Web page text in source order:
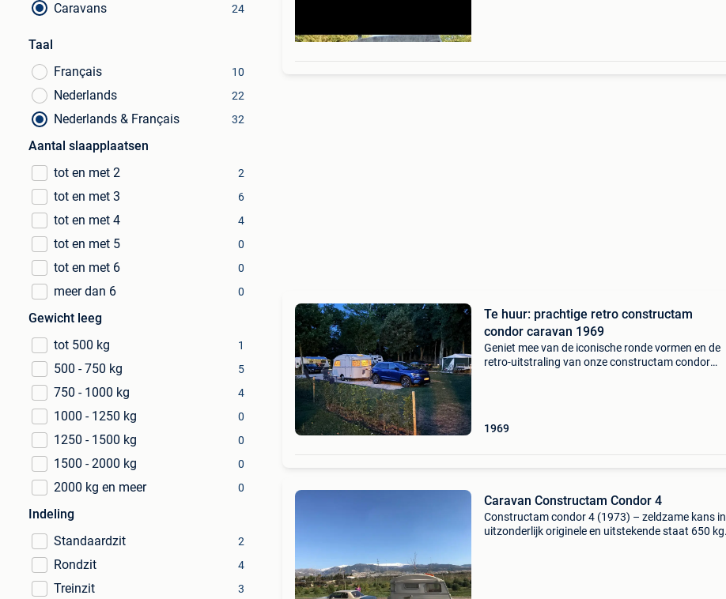
Caravans
24
Taal
Français
10
Nederlands 22
Nederlands & Français 32
Aantal slaapplaatsen
tot en met 2
2
tot en met 3 6
tot en met 4 4
tot en met 5 0
tot en met 6 0
meer dan 6 0
Gewicht leeg
tot 500 kg
1
500 - 750 kg 5
750 - 1000 kg 4
1000 - 1250 kg 0
1250 - 1500 kg 0
1500 - 2000 kg 0
2000 kg en meer 0
Indeling
Standaardzit
2
Rondzit 4
Treinzit 3
Te huur: prachtige retro constructam
condor caravan 1969
Geniet mee van de iconische ronde vormen en de
retro-uitstraling van onze constructam condor
1969
Caravan Constructam Condor 4
Constructam condor 4 (1973) – zeldzame kans in
uitzonderlijk originele en uitstekende staat 650 kg